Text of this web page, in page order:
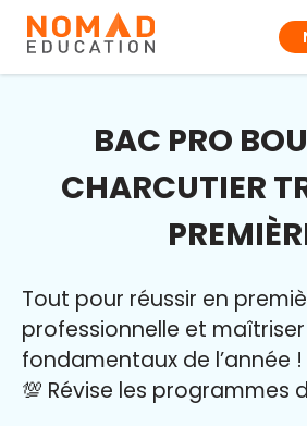
BAC PRO
CHARCUTIER
Tout pour réussir en
professionnelle et maîtriser
fondamentaux de l’année !
💯 Révise les programmes